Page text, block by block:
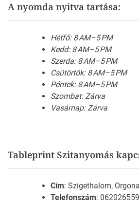
A nyomda nyitva tartása:
Hétfő: 8 AM–5 PM
Kedd: 8 AM–5 PM
Szerda: 8 AM–5 PM
Csütörtök: 8 AM–5 PM
Péntek: 8 AM–5 PM
Szombat: Zárva
Vasárnap: Zárva
Tableprint Szitanyomás
Cím: Szigethalom,
Telefonszám: